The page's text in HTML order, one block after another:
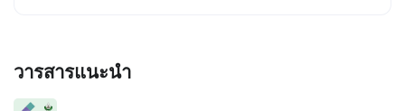
วารสารแนะนำ